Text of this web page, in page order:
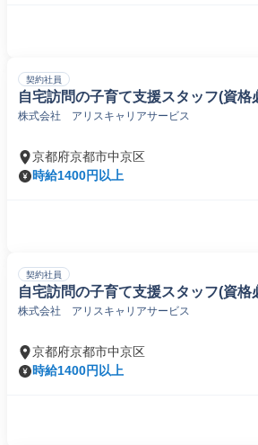
契約社員
自宅訪問の子育て支援スタッフ(資格
株式会社 アリスキャリアサービス
京都府京都市中京区
時給1400円以上
契約社員
自宅訪問の子育て支援スタッフ(資格
株式会社 アリスキャリアサービス
京都府京都市中京区
時給1400円以上